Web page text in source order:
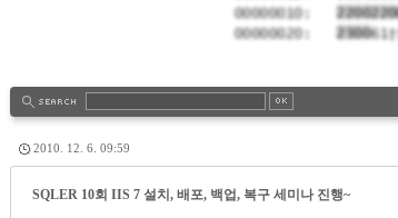
2010. 12. 6. 09:59
SQLER 10회 IIS 7 설치, 배포, 백업, 복구 세미나 진행~